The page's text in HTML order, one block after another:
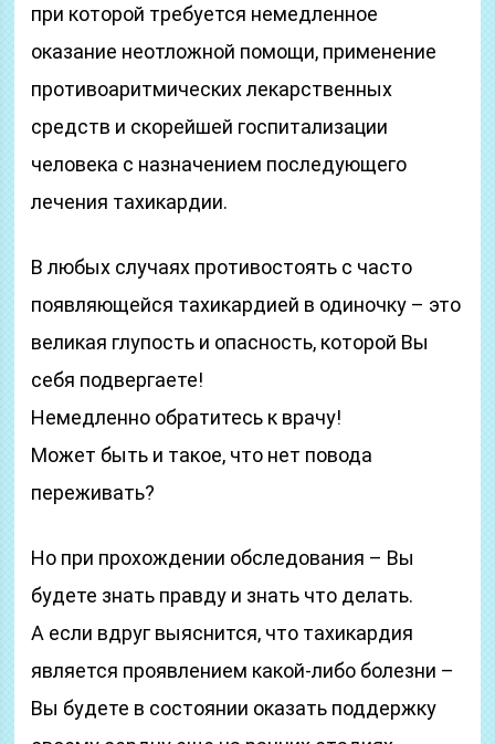
при которой требуется немедленное
оказание неотложной помощи, применение
противоаритмических лекарственных
средств и скорейшей госпитализации
человека с назначением последующего
лечения тахикардии.
В любых случаях противостоять с часто
появляющейся тахикардией в одиночку – это
великая глупость и опасность, которой Вы
себя подвергаете!
Немедленно обратитесь к врачу!
Может быть и такое, что нет повода
переживать?
Но при прохождении обследования – Вы
будете знать правду и знать что делать.
А если вдруг выяснится, что тахикардия
является проявлением какой-либо болезни –
Вы будете в состоянии оказать поддержку